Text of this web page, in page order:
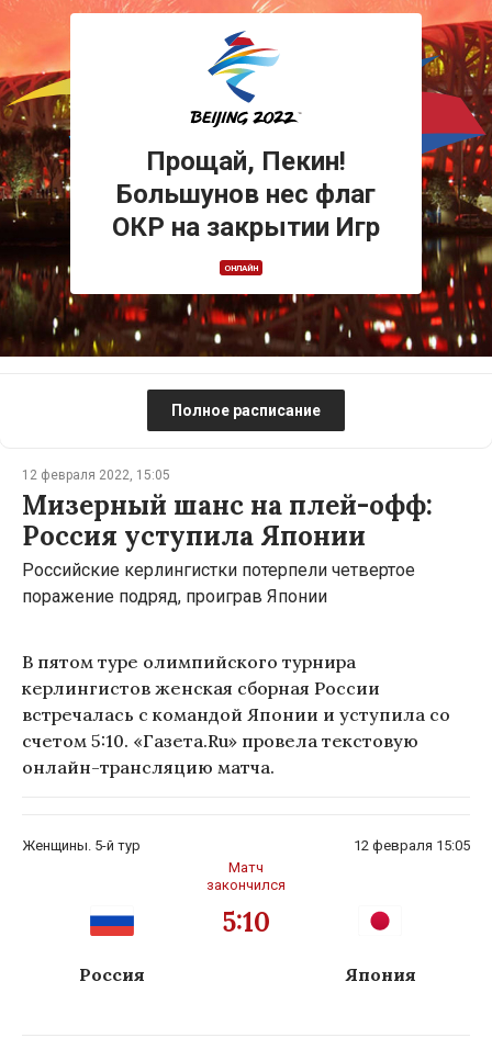
Прощай, Пекин!
Большунов нес флаг
ОКР на закрытии Игр
ОНЛАЙН
Полное расписание
12 февраля 2022, 15:05
Мизерный шанс на плей-офф:
Россия уступила Японии
Российские керлингистки потерпели четвертое
поражение подряд, проиграв Японии
В пятом туре олимпийского турнира
керлингистов женская сборная России
встречалась с командой Японии и уступила со
счетом 5:10. «Газета.Ru» провела текстовую
онлайн-трансляцию матча.
Женщины. 5-й тур
Матч
закончился
12 февраля 15:05
Россия
5:10
Япония